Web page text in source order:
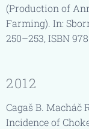
(Production of
Farming). In:
250–253, ISBN
2012
Cagaš B. Macháč
Incidence of